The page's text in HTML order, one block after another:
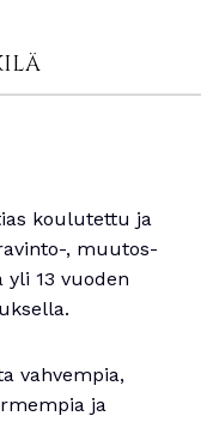
koulutettu ja
, muutos-
yli 13 vuoden
vahvempia,
ja